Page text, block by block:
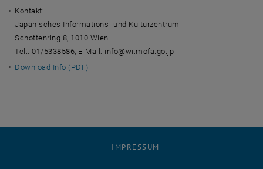
Kontakt:
Japanisches Informations- und Kulturzentrum
Schottenring 8, 1010 Wien
Tel.: 01/5338586, E-Mail: info@wi.mofa.go.jp
Download Info (PDF)
IMPRESSUM